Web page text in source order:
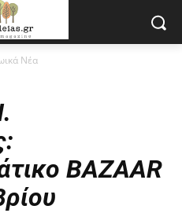
Νέα
BAZAAR